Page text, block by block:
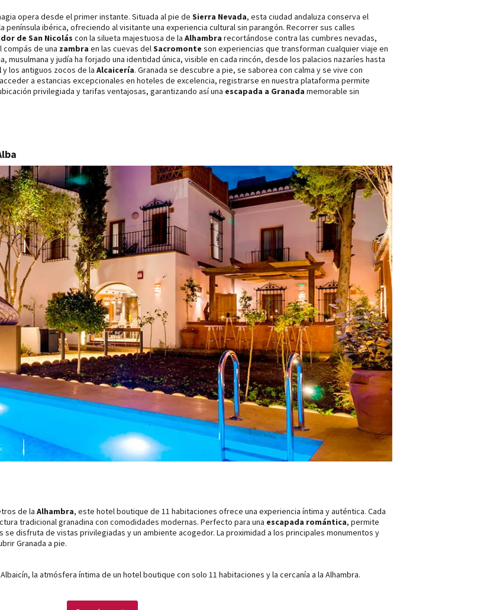
opera desde el primer instante. Situada al pie de Sierra Nevada, esta ciudad andaluza conserva el
ibérica, ofreciendo al visitante una experiencia cultural sin parangón. Recorrer sus calles
de San Nicolás con la silueta majestuosa de la Alhambra recortándose contra las cumbres nevadas,
compás de una zambra en las cuevas delSacromonte son experiencias que transforman cualquier viaje en
musulmana y judía ha forjado una identidad única, visible en cada rincón, desde los palacios nazaríes hasta
y los antiguos zocos de la Alcaicería. Granada se descubre a pie, se saborea con calma y se vive con
a estancias excepcionales en hoteles de excelencia, registrarse en nuestra plataforma permite
privilegiada y tarifas ventajosas, garantizando así una escapada a Granada memorable sin
de la Alhambra, este hotel boutique de 11 habitaciones ofrece una experiencia íntima y auténtica. Cada
tradicional granadina con comodidades modernas. Perfecto para una escapada romántica, permite
disfruta de vistas privilegiadas y un ambiente acogedor. La proximidad a los principales monumentos y
Granada a pie.
la atmósfera íntima de un hotel boutique con solo 11 habitaciones y la cercanía a la Alhambra.